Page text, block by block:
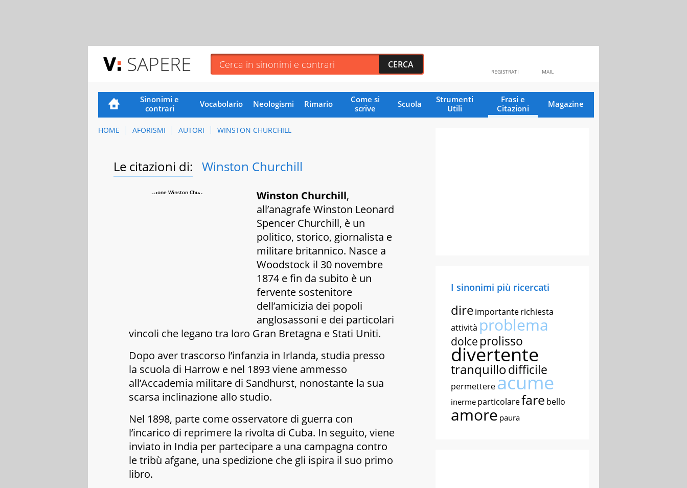
SAPERE MAIL
REGISTRATI
Sinonimi e
contrari
Vocabolario Neologismi Rimario
Come si
scrive
Scuola
Strumenti
Utili
Frasi e
Citazioni
Magazine
HOME AFORISMI AUTORI WINSTON CHURCHILL
Le citazioni di: Winston Churchill
Winston Churchill,
all’anagrafe Winston Leonard
Spencer Churchill, è un
politico, storico, giornalista e
militare britannico. Nasce a
Woodstock il 30 novembre
1874 e fin da subito è un
fervente sostenitore
dell’amicizia dei popoli
anglosassoni e dei particolari
vincoli che legano tra loro Gran Bretagna e Stati Uniti.
Dopo aver trascorso l’infanzia in Irlanda, studia presso
la scuola di Harrow e nel 1893 viene ammesso
all’Accademia militare di Sandhurst, nonostante la sua
scarsa inclinazione allo studio.
Nel 1898, parte come osservatore di guerra con
l’incarico di reprimere la rivolta di Cuba. In seguito, viene
inviato in India per partecipare a una campagna contro
le tribù afgane, una spedizione che gli ispira il suo primo
libro.
I sinonimi più ricercati
direimportanterichiesta
attività problema
dolce prolisso
divertente
tranquillodifficile
permettereacume
inerme particolarefare bello
amore paura